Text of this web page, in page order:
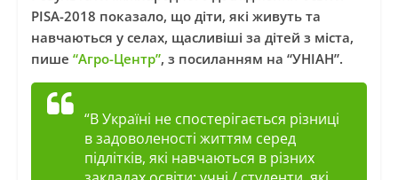
PISA-2018 показало, що діти, які живуть та
навчаються у селах, щасливіші за дітей з міста,
пише “Агро-Центр”, з посиланням на “УНІАН”.
“В Україні не спостерігається різниці
в задоволеності життям серед
підлітків, які навчаються в різних